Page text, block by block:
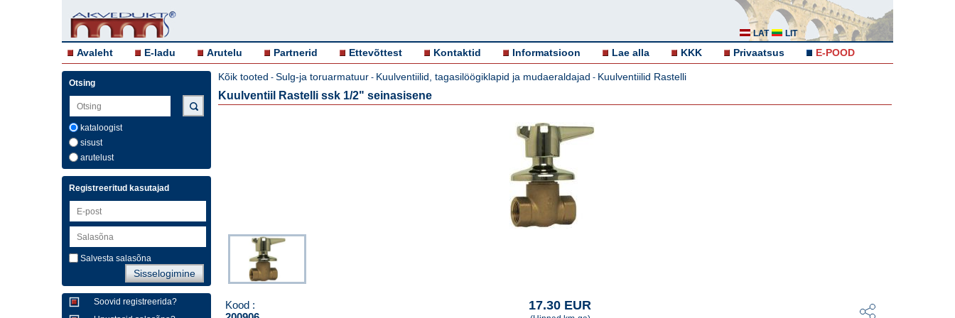
LAT LIT
Avaleht E-ladu Arutelu Partnerid Ettevõttest Kontaktid Informatsioon Lae alla KKK Privaatsus E-POOD
Otsing
kataloogist
sisust
arutelust
Registreeritud kasutajad
Salvesta salasõna
Soovid registreerida?
Kõik tooted - Sulg-ja toruarmatuur - Kuulventiilid, tagasilöögiklapid ja mudaeraldajad - Kuulventiilid Rastelli
Kuulventiil Rastelli ssk 1/2" seinasisene
Kood :
17.30 EUR